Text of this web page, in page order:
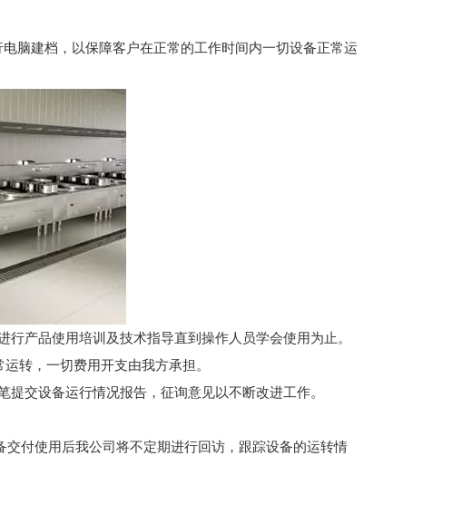
脑建档，以保障客户在正常的工作时间内一切设备正常运
产品使用培训及技术指导直到操作人员学会使用为止。
转，一切费用开支由我方承担。
交设备运行情况报告，征询意见以不断改进工作。
付使用后我公司将不定期进行回访，跟踪设备的运转情